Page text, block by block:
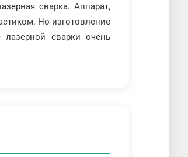
сварка. Аппарат,
Но изготовление
сварки очень